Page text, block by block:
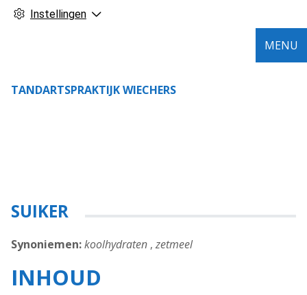
Instellingen
TANDARTSPRAKTIJK WIECHERS
MENU
SUIKER
Synoniemen:koolhydraten , zetmeel
INHOUD